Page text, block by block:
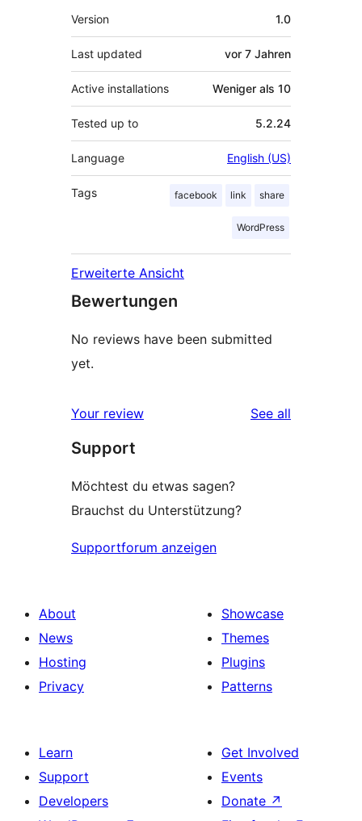
Meta
Version 1.0
Last updated vor 7 Jahren
Active installations Weniger als 10
Tested up to 5.2.24
Language English (US)
Tags facebook link share
WordPress
Erweiterte Ansicht
Bewertungen
No reviews have been submitted
yet.
Your review See all
Support
Möchtest du etwas sagen?
Brauchst du Unterstützung?
Supportforum anzeigen
About
News
Hosting
Privacy
Showcase
Themes
Plugins
Patterns
Learn
Support
Developers
Get Involved
Events
Donate ↗